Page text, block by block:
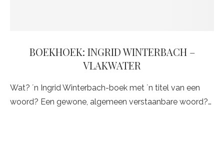
BOEKHOEK: INGRID WINTERBACH –
VLAKWATER
Wat? ´n Ingrid Winterbach-boek met ´n titel van een
woord? Een gewone, algemeen verstaanbare woord?…